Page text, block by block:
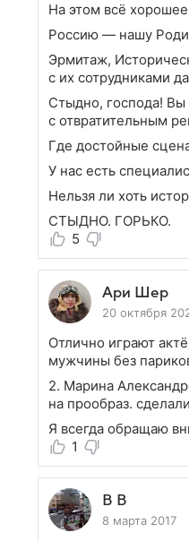
На этом всё
Россию — нашу
Эрмитаж,
с их сотрудниками
Стыдно, господа!
с отвратительным
Где достойные
У нас есть
Нельзя ли хоть
СТЫДНО. ГОРЬКО.
5
Ари Шер
20 октября
Отлично играют
мужчины без
2. Марина
на прообраз.
Я всегда обращаю
1
В В
8 марта 2017